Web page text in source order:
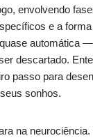
envolvendo
e a
automática
descartado.
passo para
sonhos.
na